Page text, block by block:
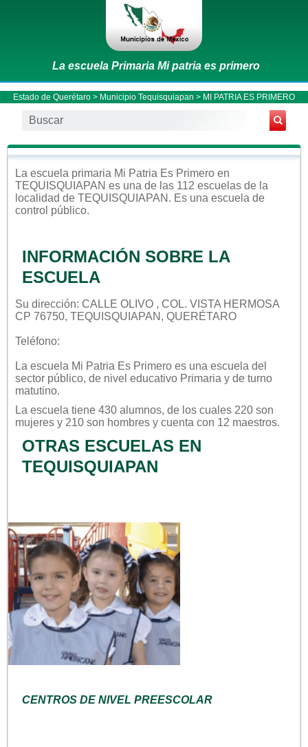
La escuela Primaria Mi patria es primero
Estado de Querétaro > Municipio Tequisquiapan > MI PATRIA ES PRIMERO
La escuela primaria Mi Patria Es Primero en
TEQUISQUIAPAN es una de las 112 escuelas de la
localidad de TEQUISQUIAPAN . Es una escuela de
control público.
INFORMACIÓN SOBRE LA
ESCUELA
Su dirección: CALLE OLIVO , COL. VISTA HERMOSA
CP 76750, TEQUISQUIAPAN, QUERÉTARO
Teléfono:
La escuela Mi Patria Es Primero es una escuela del
sector público, de nivel educativo Primaria y de turno
matutino.
La escuela tiene 430 alumnos, de los cuales 220 son
mujeres y 210 son hombres y cuenta con 12 maestros.
OTRAS ESCUELAS EN
TEQUISQUIAPAN
CENTROS DE NIVEL PREESCOLAR